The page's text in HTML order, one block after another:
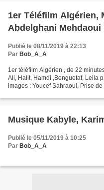
1er Téléfilm Algérien,
Abdelghani Mehdaoui
Publié le 08/11/2019 à 22:13
Par Bob_A_A
1er téléfilm Algérien , de 22
Ali, Halit, Hamdi ,Benguetaf, Leila
images : Youcef Sahraoui, Prise
Musique Kabyle,
Publié le 05/11/2019 à 10:25
Par Bob_A_A